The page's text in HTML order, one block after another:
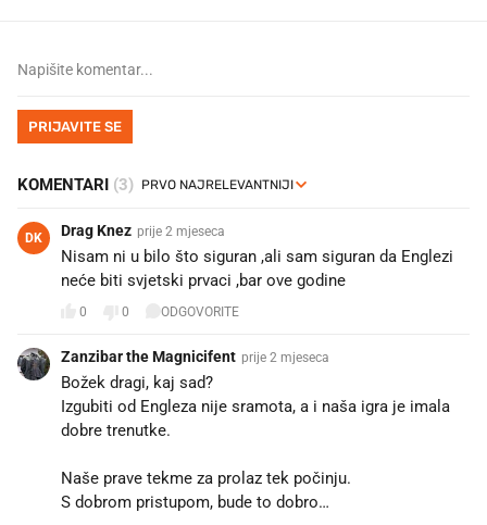
PRIJAVITE SE
KOMENTARI (3)
DK Drag Knez prije 2 mjeseca
Nisam ni u bilo što siguran ,ali sam siguran da Englezi
neće biti svjetski prvaci ,bar ove godine
0 0 ODGOVORITE
Zanzibar the Magnicifent prije 2 mjeseca
Božek dragi, kaj sad?
Izgubiti od Engleza nije sramota, a i naša igra je imala
dobre trenutke.
Naše prave tekme za prolaz tek počinju.
S dobrom pristupom, bude to dobro…